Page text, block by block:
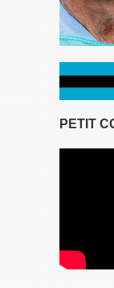
PETIT